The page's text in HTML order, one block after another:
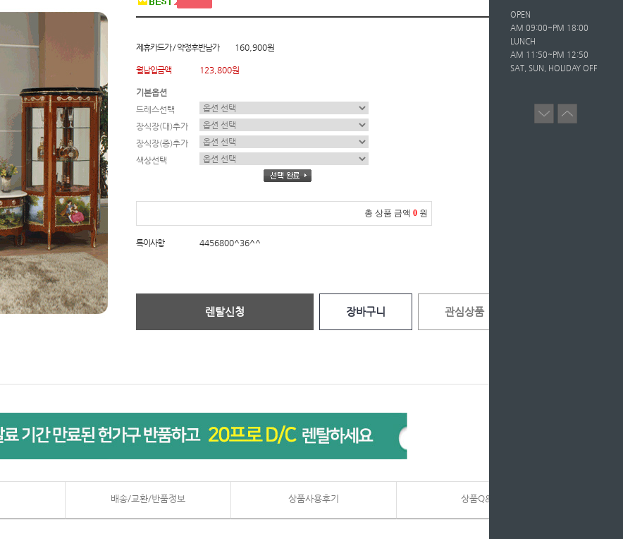
제휴카드가 / 약정후반납가 160,900원
월납입금액 123,800원
기본옵션
드레스선택
장식장(대)추가
장식장(중)추가
색상선택
총 상품 금액 0 원
특이사항 4456800^36^^
렌탈신청 장바구니 관심상품
배송/교환/반품정보 상품사용후기 상품Q&A
OPEN
AM 09:00~PM 18:00
LUNCH
AM 11:50~PM 12:50
SAT, SUN, HOLIDAY OFF